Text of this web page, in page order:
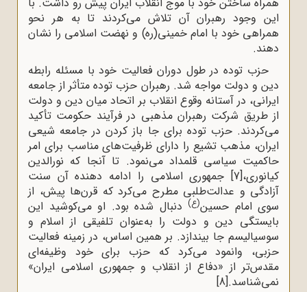
این وجود رهبران آن تلاش می‌کردند تا به هر نحو
همراهی خود با امام خمینی(ره) و نهضت اسلامی را نشان
دهند.
حزب توده در طول دوران فعالیت خود با مسئله رابطه
دین و دولت مواجه شد. رهبران حزب توده متأثر از جامعه
ایرانی، در آستانه وقوع انقلاب بر اتحاد میان دین و دولت
از طریق شرکت رهبران مذهبی در فرآیند حکومت تأکید
می‌کردند. حزب توده برای جا باز کردن در جامعه شیعی
ایران، مذهب تشیع را دارای ظرفیت‌های مناسب برای امر
حاکمیت سیاسی قلمداد می‌نمود. تا آنجا که نورالدین
کیانوری،[7]
جمهوری اسلامی را ادامه ‌دهنده آن سنت
آزادگی و عدالت‌طلبی مطرح می‌کرد که قرن‌ها پیش، از
سوی امام حسین(ع) دنبال شده بود. او می‌کوشید این
بایستگی دین و دولت را به‌عنوان تلفیقی از اسلام و
سوسیالیسم جا بیندازد. بر همین اساس، در زمینه فعالیت
حزبی، وانمود می‌کرد که حزب برای خود وظیفه‌ای
مقدس‌تر از «دفاع از انقلاب و جمهوری اسلامی ایران»
نمی‌شناسد.[8]